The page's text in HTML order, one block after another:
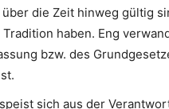
die Zeit hinweg gültig
haben. Eng
bzw. des
sich aus der